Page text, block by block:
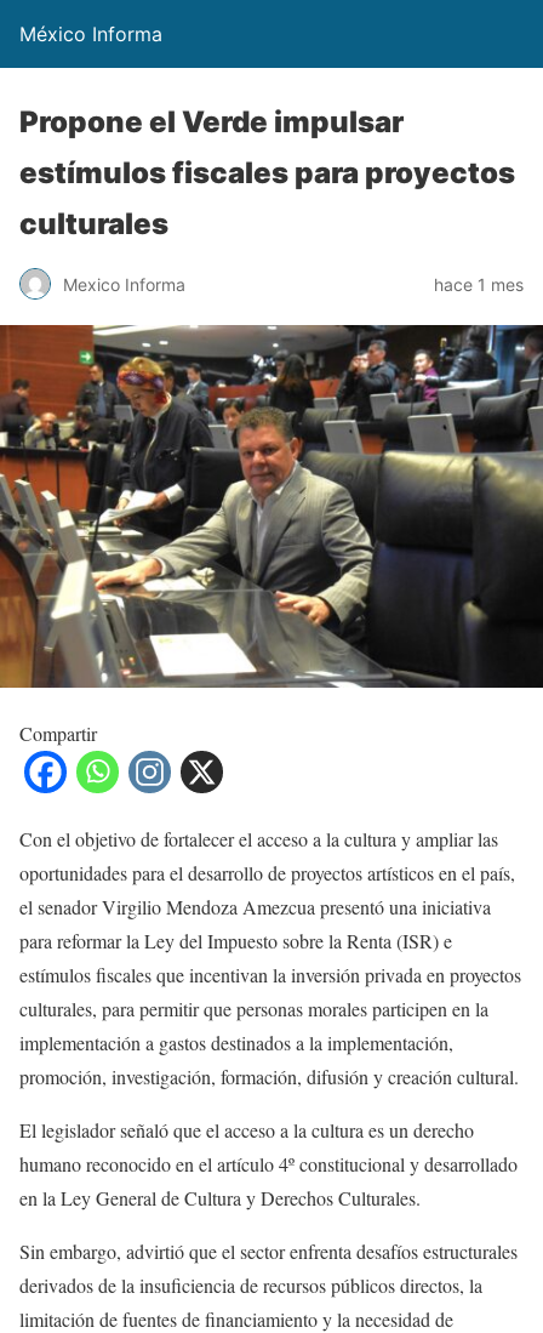
México Informa
Propone el Verde impulsar
estímulos fiscales para proyectos
culturales
Mexico Informa hace 1 mes
Compartir
Con el objetivo de fortalecer el acceso a la cultura y ampliar las
oportunidades para el desarrollo de proyectos artísticos en el país,
el senador Virgilio Mendoza Amezcua presentó una iniciativa
para reformar la Ley del Impuesto sobre la Renta (ISR) e ‌
estímulos fiscales que incentivan la inversión privada en proyectos
culturales, para permitir que personas morales participen en la
implementación a gastos destinados a la implementación,
promoción, investigación, formación, difusión y creación cultural.
El legislador señaló que el acceso a la cultura es un derecho
humano reconocido en el artículo 4º constitucional y desarrollado
en la Ley General de Cultura y Derechos Culturales.
Sin embargo, advirtió que el sector enfrenta desafíos estructurales
derivados de la insuficiencia de recursos públicos directos, la
limitación de fuentes de financiamiento y la necesidad de